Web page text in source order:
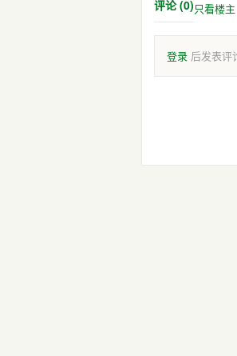
评论 (0)只看楼主
登录 后发表评